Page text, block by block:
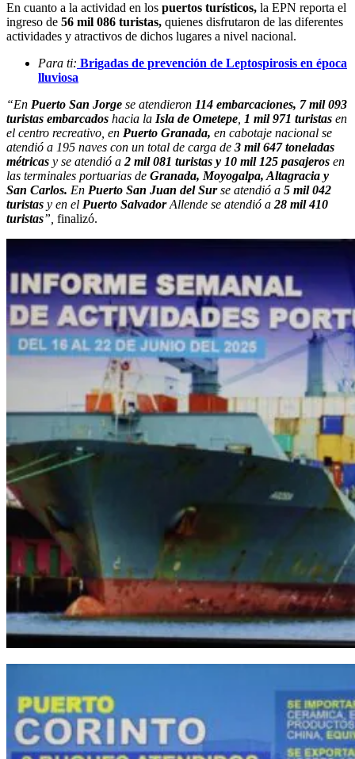
En cuanto a la actividad en los puertos turísticos, la EPN reporta el
ingreso de 56 mil 086 turistas, quienes disfrutaron de las diferentes
actividades y atractivos de dichos lugares a nivel nacional.
Para ti: Brigadas de prevención de Leptospirosis en época
lluviosa
“En Puerto San Jorge se atendieron 114 embarcaciones, 7 mil 093
turistas embarcados hacia la Isla de Ometepe 1 mil 971 turistas en
el centro recreativo, en Puerto Granada, en cabotaje nacional se
atendió a 195 naves con un total de carga de 3 mil 647 toneladas
métricas y se atendió a 2 mil 081 turistas y 10 mil 125 pasajeros en
las terminales portuarias de Granada, Moyogalpa, Altagracia y
San Carlos. En Puerto San Juan del Surse atendió a 5 mil 042
turistas y en el Puerto SalvadorAllende se atendió a 28 mil 410
turistas”, finalizó.